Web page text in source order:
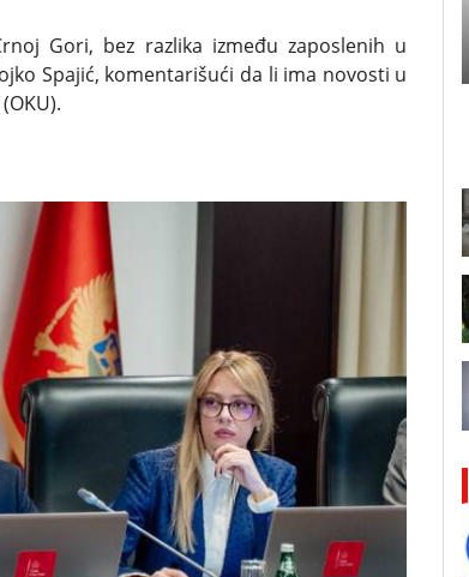
Gori, bez razlika između zaposlenih u
Spajić, komentarišući da li ima novosti u